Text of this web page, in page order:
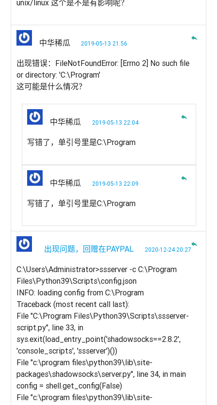
unix/linux 这个是不是有影响呢？
中华稀瓜 2019-05-13 21:56
出现错误：FileNotFoundError: [Errno 2] No such file
or directory: 'C:\Program'
这可能是什么情况？
reply
中华稀瓜 2019-05-13 22:04
写错了，单引号里是C:\Program
reply
中华稀瓜 2019-05-13 22:09
写错了，单引号里是C:\Program
reply
出现问题，回赠在PAYPAL 2020-12-24 20:27
C:\Users\Administrator>ssserver -c C:\Program
Files\Python39\Scripts\config.json
INFO: loading config from C:\Program
Traceback (most recent call last):
File "C:\Program Files\Python39\Scripts\ssserver-
script.py", line 33, in
sys.exit(load_entry_point('shadowsocks==2.8.2',
'console_scripts', 'ssserver')())
File "c:\program files\python39\lib\site-
packages\shadowsocks\server.py", line 34, in main
config = shell.get_config(False)
File "c:\program files\python39\lib\site-
reply